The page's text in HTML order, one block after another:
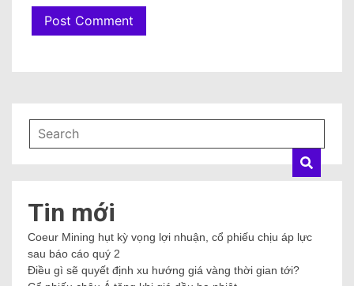
Tin mới
Coeur Mining hụt kỳ vọng lợi nhuận, cổ phiếu chịu áp lực
sau báo cáo quý 2
Điều gì sẽ quyết định xu hướng giá vàng thời gian tới?